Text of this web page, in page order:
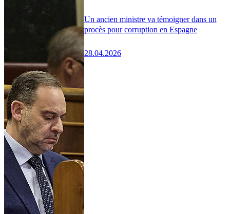
Un ancien ministre va témoigner dans un
procès pour corruption en Espagne
28.04.2026